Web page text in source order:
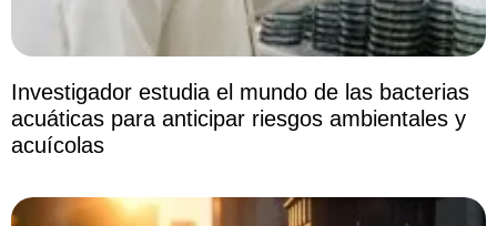
Investigador estudia el mundo de las bacterias
acuáticas para anticipar riesgos ambientales y
acuícolas